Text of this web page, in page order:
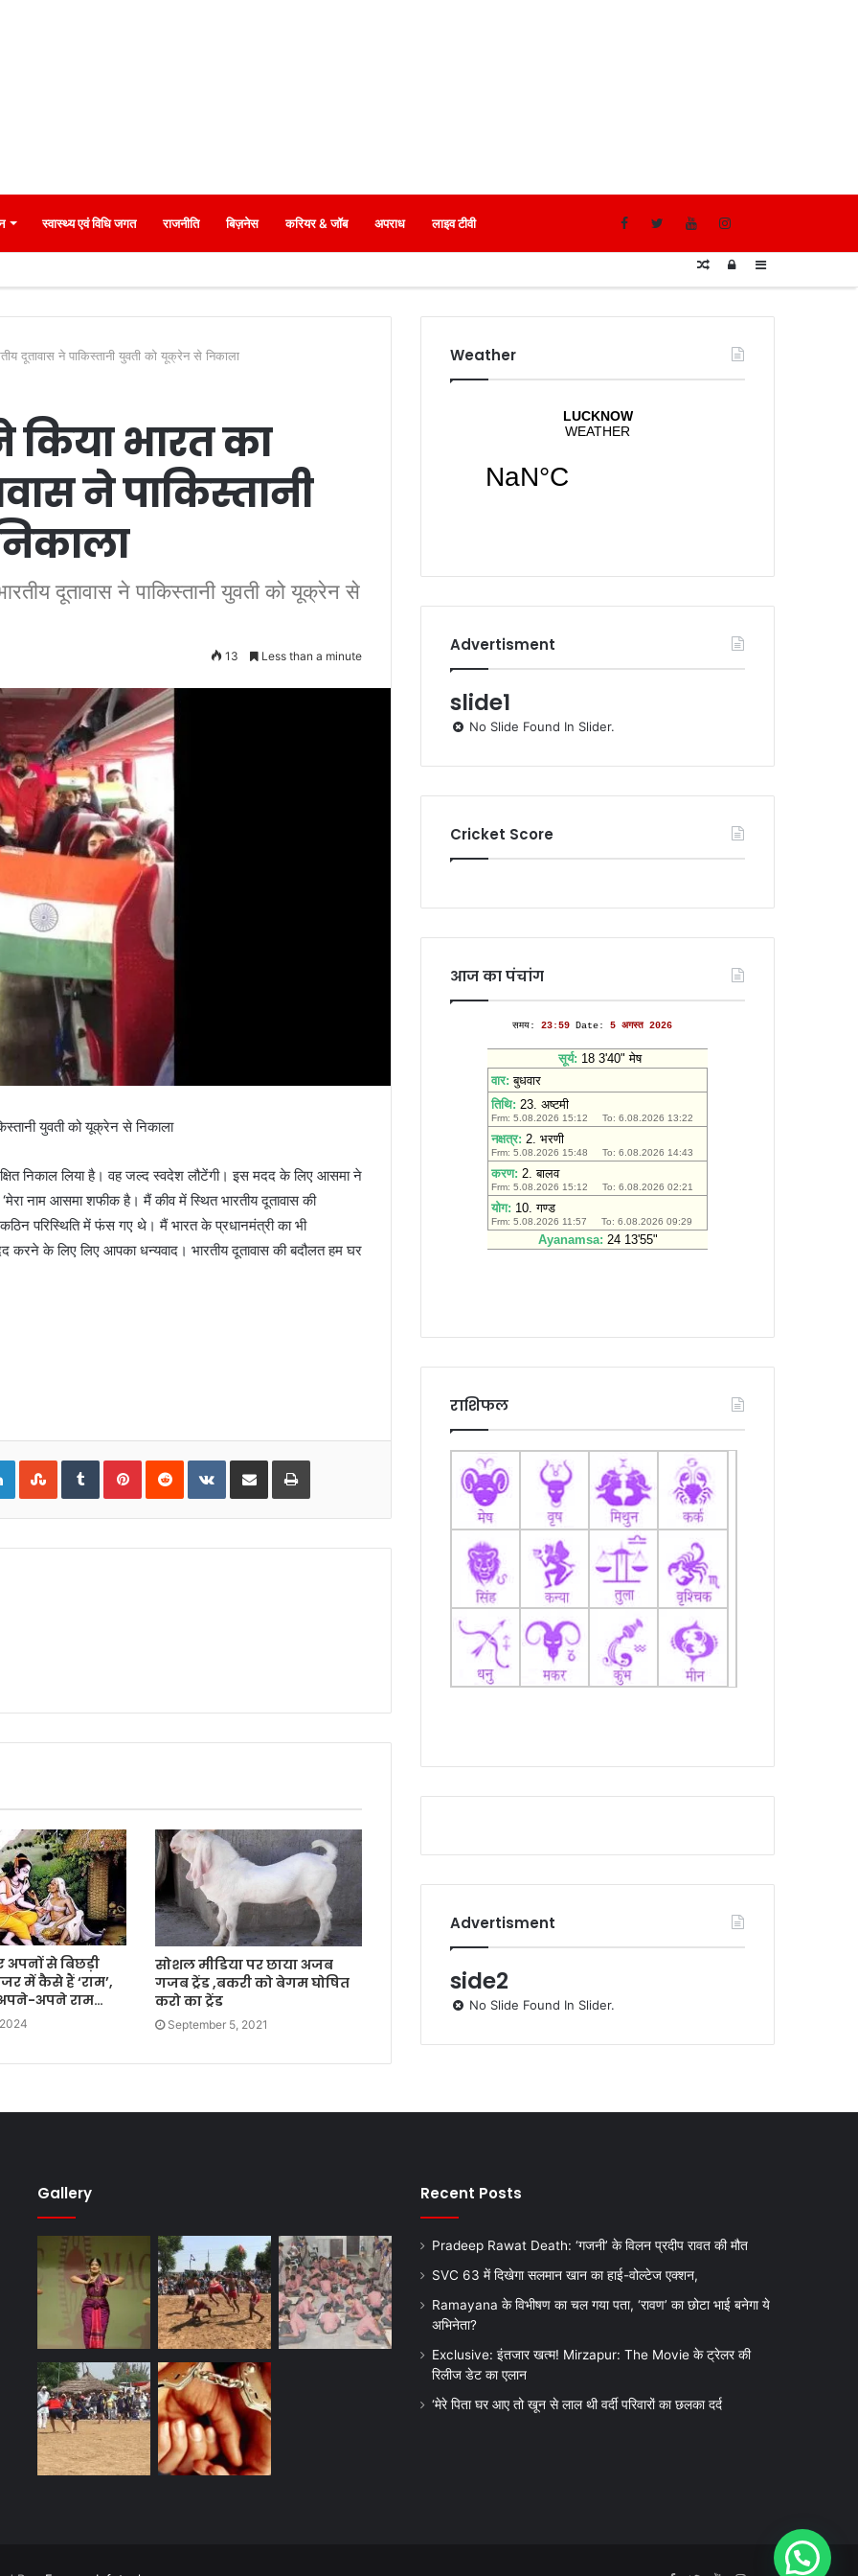
स्वास्थ्य एवं विधि जगत राजनीति बिज़नेस करियर & जॉब अपराध लाइव टीवी
Sidebar
Log
In
Random
Article
दूतावास ने पाकिस्तानी युवती को यूक्रेन से निकाला
किया भारत का
ने पाकिस्तानी
दूतावास ने पाकिस्तानी युवती को यूक्रेन से
13 Less than a minute
युवती को यूक्रेन से निकाला
निकाल लिया है। वह जल्द स्वदेश लौटेंगी। इस मदद के लिए आसमा ने
नाम आसमा शफीक है। मैं कीव में स्थित भारतीय दूतावास की
परिस्थिति में फंस गए थे। मैं भारत के प्रधानमंत्री का भी
के लिए लिए आपका धन्यवाद। भारतीय दूतावास की बदौलत हम घर
LinkedInStumbleUpon
TumblrPinterestReddit VKontakte
Share via Email Print
से बिछड़ी
में कैसे हैं ‘राम’,
अपने राम…
सोशल मीडिया पर छाया अजब
गजब ट्रेंड ,बकरी को बेगम घोषित
करो का ट्रेंड
September 5, 2021
Weather
Advertisment
slide1
No Slide Found In Slider.
Cricket Score
आज का पंचांग
राशिफल
Advertisment
side2
No Slide Found In Slider.
Gallery Recent Posts
Pradeep Rawat Death: ‘गजनी’ के विलन प्रदीप रावत की मौत
SVC 63 में दिखेगा सलमान खान का हाई-वोल्टेज एक्शन,
Ramayana के विभीषण का चल गया पता, ‘रावण’ का छोटा भाई बनेगा ये
अभिनेता?
Exclusive: इंतजार खत्म! Mirzapur: The Movie के ट्रेलर की
रिलीज डेट का एलान
‘मेरे पिता घर आए तो खून से लाल थी वर्दी परिवारों का छलका दर्द